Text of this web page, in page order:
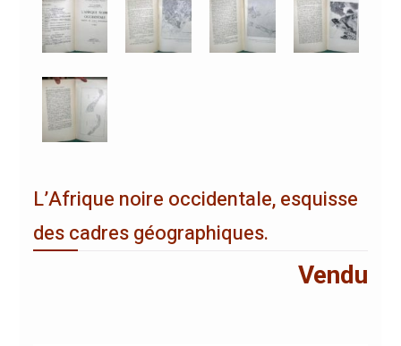
L’Afrique noire occidentale, esquisse
des cadres géographiques.
Vendu